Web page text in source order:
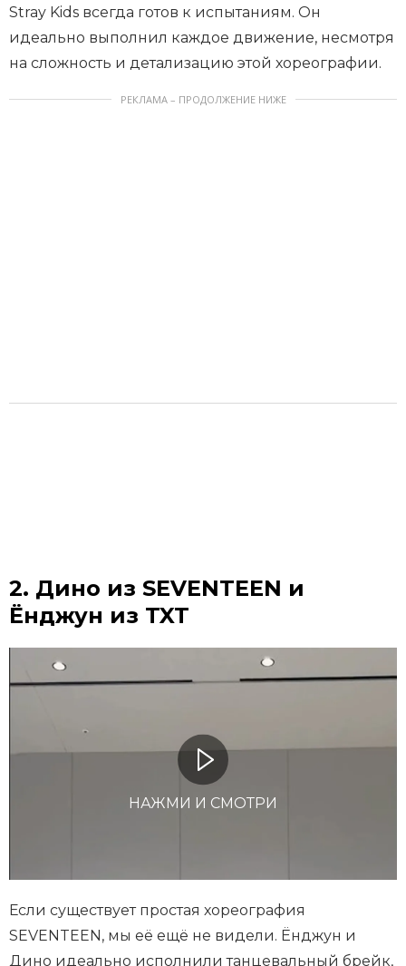
Stray Kids всегда готов к испытаниям. Он
идеально выполнил каждое движение, несмотря
на сложность и детализацию этой хореографии.
РЕКЛАМА – ПРОДОЛЖЕНИЕ НИЖЕ
2. Дино из SEVENTEEN и
Ёнджун из TXT
НАЖМИ И СМОТРИ
Если существует простая хореография
SEVENTEEN, мы её ещё не видели. Ёнджун и
Дино идеально исполнили танцевальный брейк,